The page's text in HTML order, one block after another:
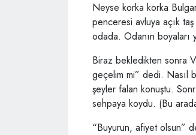
Neyse korka korka
penceresi avluya açık
odada. Odanın boyaları
Biraz bekledikten sonra
geçelim mi” dedi. Nasıl
şeyler falan konuştu.
sehpaya koydu. (Bu
“Buyurun, afiyet olsun”